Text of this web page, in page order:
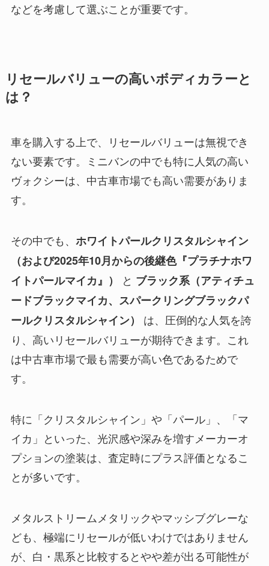
などを考慮して選ぶことが重要です。
リセールバリューの高いボディカラーと
は？
車を購入する上で、リセールバリューは無視でき
ない要素です。ミニバンの中でも特に人気の高い
ヴォクシーは、中古車市場でも高い需要がありま
す。
その中でも、 ホワイトパールクリスタルシャイン
（および2025年10月からの後継色『プラチナホワ
イトパールマイカ』）
と ブラック系（アティチュ
ードブラックマイカ、スパークリングブラックパ
ールクリスタルシャイン）
は、圧倒的な人気を誇
り、高いリセールバリューが期待できます。これ
は中古車市場で最も需要が高い色であるためで
す。
特に「クリスタルシャイン」や「パール」、「マ
イカ」といった、光沢感や深みを増すメーカーオ
プションの塗装は、査定時にプラス評価となるこ
とが多いです。
メタルストリームメタリックやマッシブグレーな
ども、極端にリセールが低いわけではありません
が、白・黒系と比較するとやや差が出る可能性が